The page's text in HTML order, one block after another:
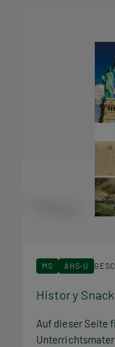
MS AHS-U
History
Auf dieser Seite